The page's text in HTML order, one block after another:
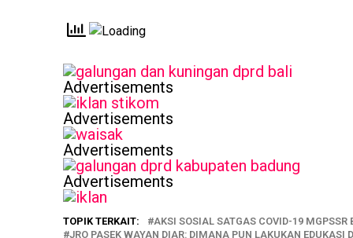
Advertisements
Advertisements
Advertisements
Advertisements
TOPIK TERKAIT:
AKSI SOSIAL SATGAS COVID-19 MGPSSR
JRO PASEK WAYAN DIAR: DIMANA PUN LAKUKAN EDUKASI